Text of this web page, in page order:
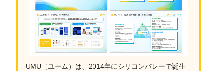
UMU（ユーム）は、2014年にシリコンバレーで誕生